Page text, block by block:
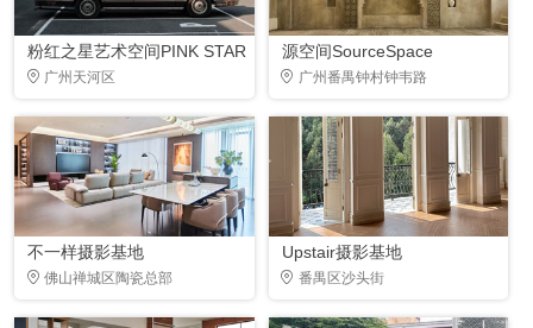
粉红之星艺术空间PINK STAR
广州天河区
源空间SourceSpace
广州番禺钟村钟韦路
不一样摄影基地
佛山禅城区陶瓷总部
Upstair摄影基地
番禺区沙头街